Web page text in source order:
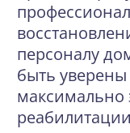
персоналу
быть уверены
максимально